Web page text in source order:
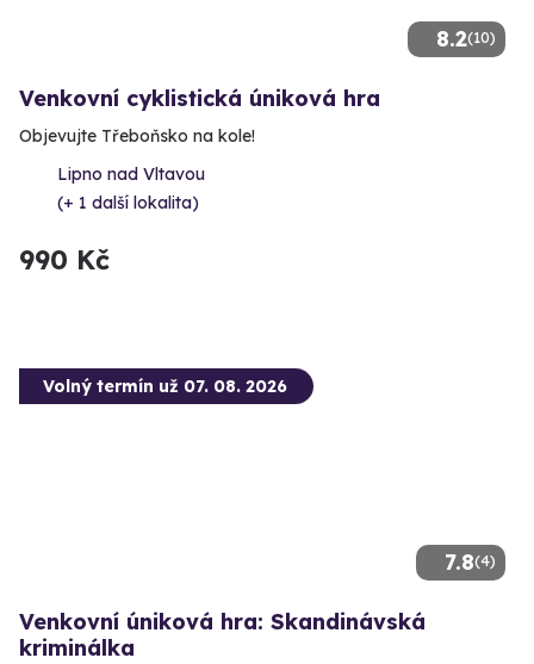
8.2(10)
Venkovní cyklistická úniková hra
Objevujte Třeboňsko na kole!
Lipno nad Vltavou
(+ 1 další lokalita)
990 Kč
7.8(4)
Volný termín už 07. 08. 2026
Venkovní úniková hra: Skandinávská
kriminálka